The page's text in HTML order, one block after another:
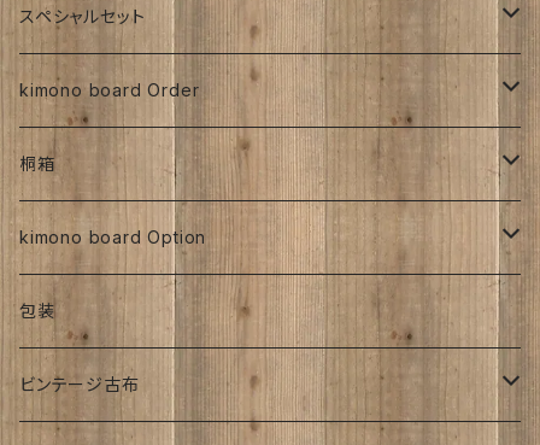
京都三年坂
ち江すさん
京友禅
銘仙
型染め
その他、紅型、ろうけつ等
交織
大正浪漫
ビンテージ古布
ち江すさん
工房チリントゥさん
京友禅
金彩加工
大正着物｜古布
子供
その他
交織
大正浪漫
ビンテージ古布
書入り
伊藤瑞賢氏
ち江すさん
ろうけつ染め
手書き染め
人絹
その他
ち江すさん
正絹
明治着物
大正着物
昭和初期着物
昭和中期着物
平成着物
アンティーク
人絹
金彩加工
その他
ち江すさん
銘仙
スペシャルセット
太山寺SET ／ 珈琲と焼き菓子セット
お茶と和菓子セット
太山寺SELECT ／ 珈琲＆amp;焼き菓子セット
kimono board Order
正絹
大正着物
人絹
その他
桐箱
270角
オーダーサイズ
kimono board Option
正絹
人絹
包装
ビンテージ古布